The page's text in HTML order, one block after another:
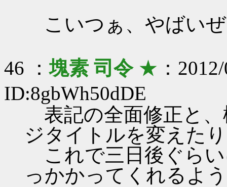
こいつぁ、やばい
46 ：塊素 司令★ ：
ID:8gbWh50dDE
表記の全面修正と
ジタイトルを変えた
これで三日後ぐら
っかかってくれるよ